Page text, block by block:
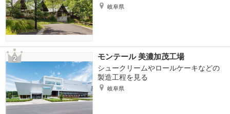
岐阜県
モンテール 美濃加茂工場
シュークリームやロールケーキなどの
製造工程を見る
岐阜県